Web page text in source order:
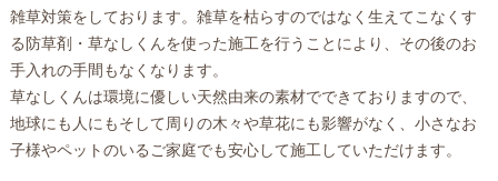
雑草対策をしております。雑草を枯らすのではなく生えてこなくす
る防草剤・草なしくんを使った施工を行うことにより、その後のお
手入れの手間もなくなります。
草なしくんは環境に優しい天然由来の素材でできておりますので、
地球にも人にもそして周りの木々や草花にも影響がなく、小さなお
子様やペットのいるご家庭でも安心して施工していただけます。